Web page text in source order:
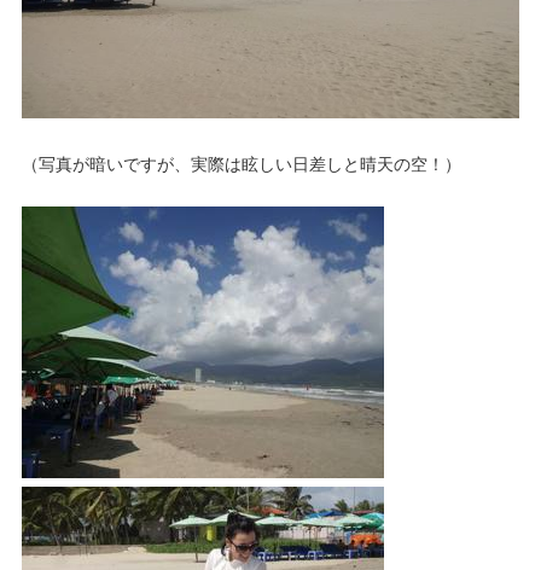
（写真が暗いですが、実際は眩しい日差しと晴天の空！）